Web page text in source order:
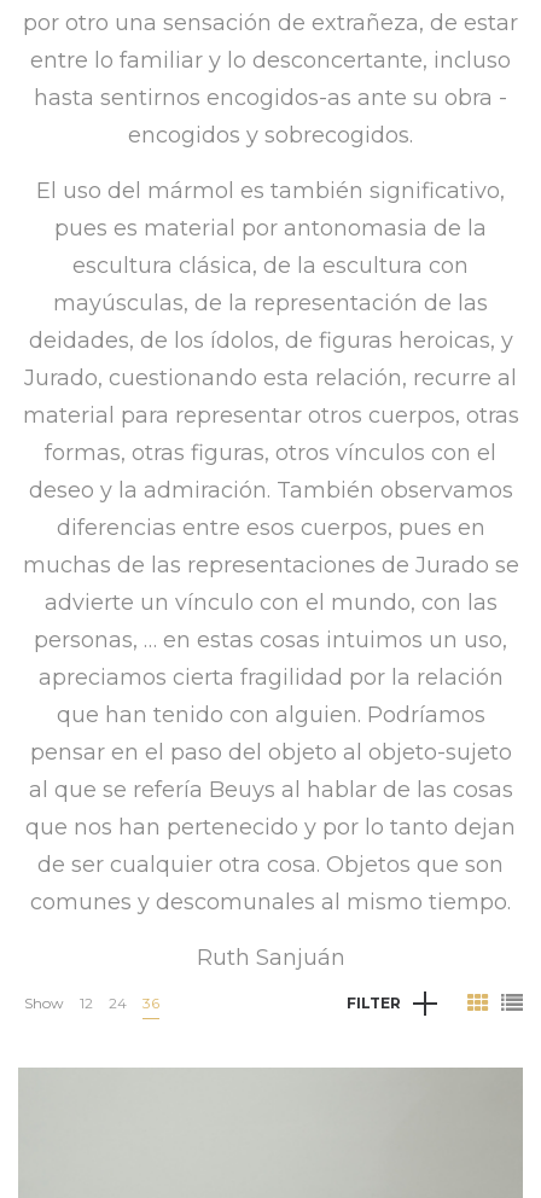
por otro una sensación de extrañeza, de estar
entre lo familiar y lo desconcertante, incluso
hasta sentirnos encogidos-as ante su obra -
encogidos y sobrecogidos.
El uso del mármol es también significativo,
pues es material por antonomasia de la
escultura clásica, de la escultura con
mayúsculas, de la representación de las
deidades, de los ídolos, de figuras heroicas, y
Jurado, cuestionando esta relación, recurre al
material para representar otros cuerpos, otras
formas, otras figuras, otros vínculos con el
deseo y la admiración. También observamos
diferencias entre esos cuerpos, pues en
muchas de las representaciones de Jurado se
advierte un vínculo con el mundo, con las
personas, … en estas cosas intuimos un uso,
apreciamos cierta fragilidad por la relación
que han tenido con alguien. Podríamos
pensar en el paso del objeto al objeto-sujeto
al que se refería Beuys al hablar de las cosas
que nos han pertenecido y por lo tanto dejan
de ser cualquier otra cosa. Objetos que son
comunes y descomunales al mismo tiempo.
Ruth Sanjuán
Show 12 24 36 FILTER